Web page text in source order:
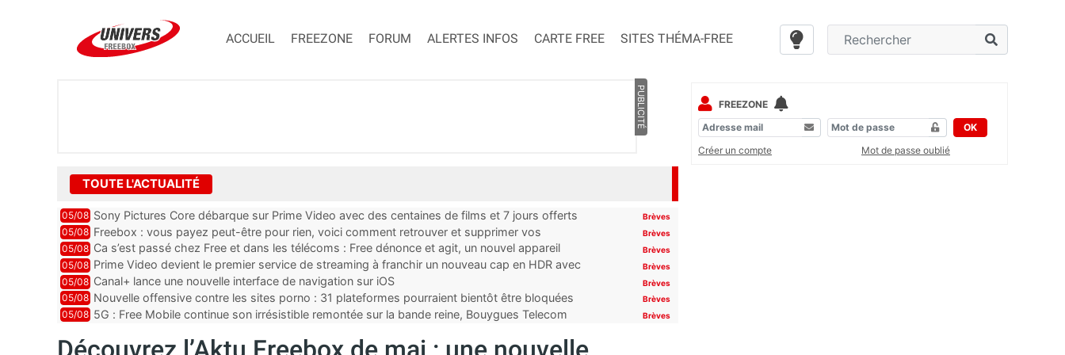
ACCUEIL FREEZONE FORUM ALERTES INFOS CARTE FREE SITES THÉMA-FREE
PUBLICITÉ
TOUTE L'ACTUALITÉ
05/08 Sony Pictures Core débarque sur Prime Video avec des centaines de films et 7 jours offerts Brèves
05/08 Freebox : vous payez peut-être pour rien, voici comment retrouver et supprimer vos
abonnements TV oubliés
Brèves
05/08 Ca s’est passé chez Free et dans les télécoms : Free dénonce et agit, un nouvel appareil
pointe le bout de...
Brèves
05/08 Prime Video devient le premier service de streaming à franchir un nouveau cap en HDR avec
ce lancement
Brèves
05/08 Canal+ lance une nouvelle interface de navigation sur iOS Brèves
05/08 Nouvelle offensive contre les sites porno : 31 plateformes pourraient bientôt être bloquées
par Orange, Free, SF...
Brèves
05/08 5G : Free Mobile continue son irrésistible remontée sur la bande reine, Bouygues Telecom
Brèves
FREEZONE
OK
Créer un compte
Mot de passe oublié